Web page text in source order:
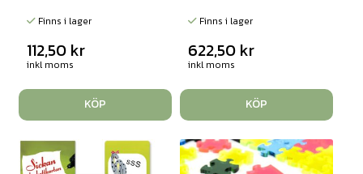
Finns i lager
112,50 kr
inkl moms
KÖP
Finns i lager
622,50 kr
inkl moms
KÖP